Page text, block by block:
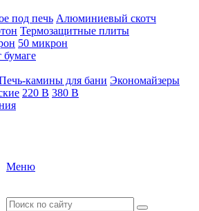
под печь Алюминиевый скотч
Термозащитные плиты
50 микрон
бумаге
камины для бани Экономайзеры
220 В 380 В
Меню